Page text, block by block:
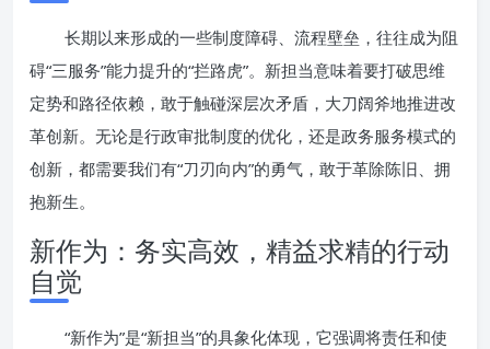
长期以来形成的一些制度障碍、流程壁垒，往往成为阻
碍“三服务”能力提升的“拦路虎”。新担当意味着要打破思维
定势和路径依赖，敢于触碰深层次矛盾，大刀阔斧地推进改
革创新。无论是行政审批制度的优化，还是政务服务模式的
创新，都需要我们有“刀刃向内”的勇气，敢于革除陈旧、拥
抱新生。
新作为：务实高效，精益求精的行动
自觉
“新作为”是“新担当”的具象化体现，它强调将责任和使